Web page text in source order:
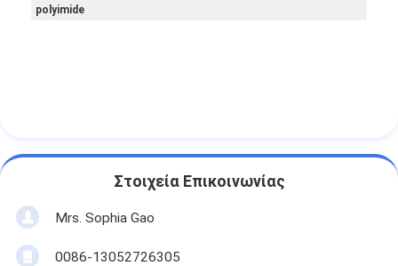
polyimide
Στοιχεία Επικοινωνίας
Mrs. Sophia Gao
0086-13052726305